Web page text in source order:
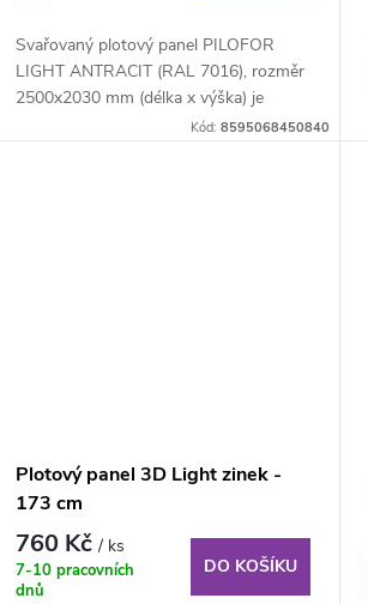
Svařovaný plotový panel PILOFOR
LIGHT ANTRACIT (RAL 7016), rozměr
2500x2030 mm (délka x výška) je
Kód: 8595068450840
Plotový panel 3D Light zinek -
173 cm
760 Kč/ ks
7-10 pracovních
dnů
DO KOŠÍKU